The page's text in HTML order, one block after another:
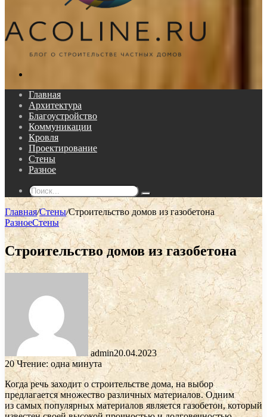
Главная
Архитектура
Благоустройство
Коммуникации
Кровля
Проектирование
Стены
Разное
Поиск...
Главная/Стены/Строительство домов из газобетона
РазноеСтены
Строительство домов из газобетона
admin20.04.2023
20Чтение: одна минута
Когда речь заходит о строительстве дома, на выбор
предлагается множество различных материалов. Одним
из самых популярных материалов является газобетон, который